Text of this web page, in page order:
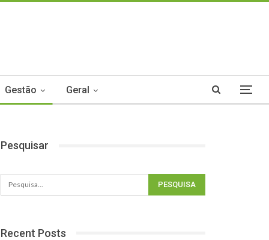
Gestão Geral
Pesquisar
Recent Posts